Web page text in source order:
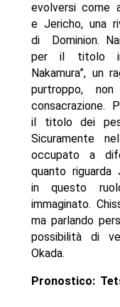
evolversi come
e Jericho, una
di Dominion.
per il titolo
Nakamura”, un
purtroppo,
consacrazione.
il titolo dei
Sicuramente
occupato a
quanto
in questo
immaginato.
ma parlando
possibilità di
Okada.
Pronostico: